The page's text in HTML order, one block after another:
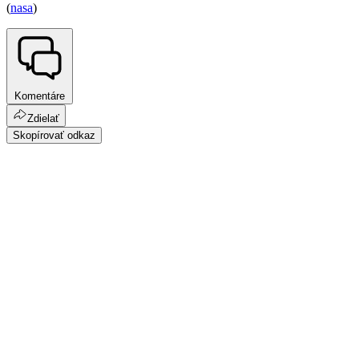
(nasa)
Komentáre
Zdielať
Skopírovať odkaz